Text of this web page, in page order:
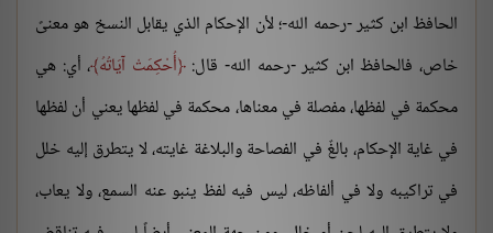
الحافظ ابن كثير -رحمه الله-؛ لأن الإحكام الذي يقابل النسخ هو معنىً
خاص، فالحافظ ابن كثير -رحمه الله- قال: أُحْكِمَتْ آيَاتُهُ ، أي: هي
محكمة في لفظها، مفصلة في معناها، محكمة في لفظها يعني أن لفظها
في غاية الإحكام، بالغٌ في الفصاحة والبلاغة غايته، لا يتطرق إليه خلل
في تراكيبه ولا في ألفاظه، ليس فيه لفظ ينبو عنه السمع، ولا يعاب،